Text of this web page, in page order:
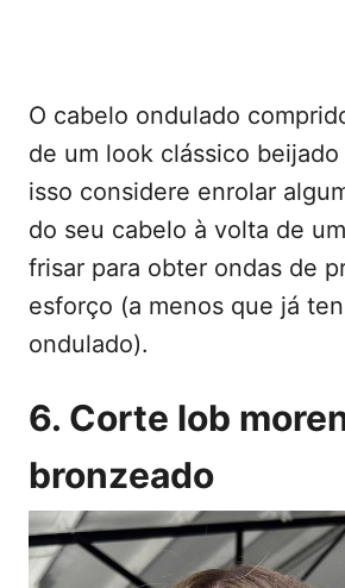
O cabelo ondulado
de um look clássico
isso considere enrolar
do seu cabelo à volta de
frisar para obter ondas de
esforço (a menos que já
ondulado).
6. Corte lob
bronzeado